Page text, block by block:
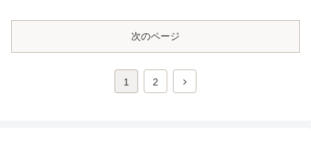
次のページ
1 2